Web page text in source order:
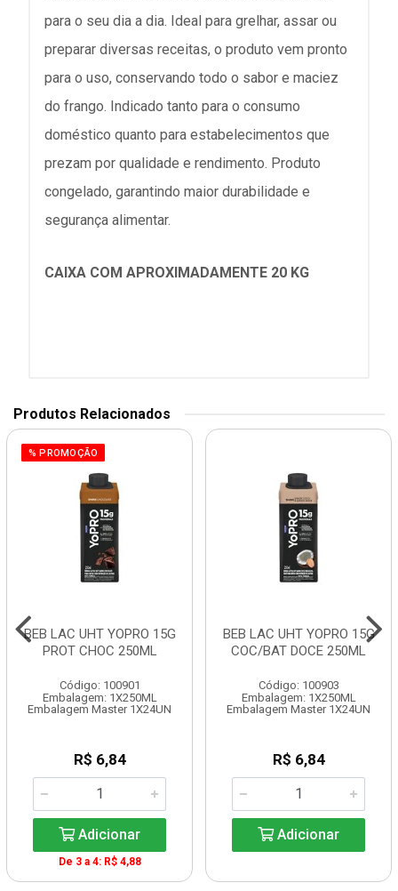
para o seu dia a dia. Ideal para grelhar, assar ou
preparar diversas receitas, o produto vem pronto
para o uso, conservando todo o sabor e maciez
do frango. Indicado tanto para o consumo
doméstico quanto para estabelecimentos que
prezam por qualidade e rendimento. Produto
congelado, garantindo maior durabilidade e
segurança alimentar.
CAIXA COM APROXIMADAMENTE 20 KG
Produtos Relacionados
% PROMOÇÃO
BEB LAC UHT YOPRO 15G
PROT CHOC 250ML
Código: 100901
Embalagem: 1X250ML
Embalagem Master 1X24UN
R$ 6,84
Adicionar
De 3 a 4: R$ 4,88
BEB LAC UHT YOPRO 15G
COC/BAT DOCE 250ML
Código: 100903
Embalagem: 1X250ML
Embalagem Master 1X24UN
R$ 6,84
Adicionar